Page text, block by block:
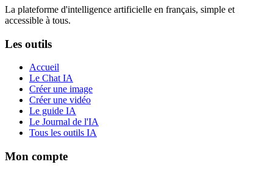
La plateforme d'intelligence artificielle en français, simple et
accessible à tous.
Les outils
Accueil
Le Chat IA
Créer une image
Créer une vidéo
Le guide IA
Le Journal de l'IA
Tous les outils IA
Mon compte